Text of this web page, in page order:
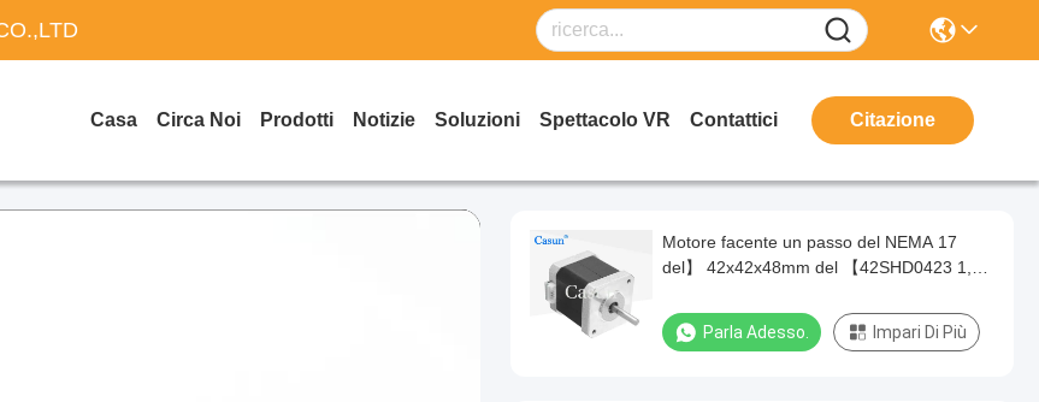
Casa Circa Noi Prodotti Notizie Soluzioni Spettacolo VR Contattici Citazione
Motore facente un passo del NEMA 17
del】 42x42x48mm del 【42SHD0423 1,8
stampante Accessories
Parla Adesso. Impari Di Più